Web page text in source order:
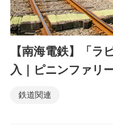
【南海電鉄】「ラ
入｜ピニンファリ
鉄道関連